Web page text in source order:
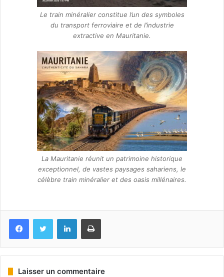
Le train minéralier constitue l’un des symboles
du transport ferroviaire et de l’industrie
extractive en Mauritanie.
La Mauritanie réunit un patrimoine historique
exceptionnel, de vastes paysages sahariens, le
célèbre train minéralier et des oasis millénaires.
FacebookTwitter LinkedinImprimer
Laisser un commentaire